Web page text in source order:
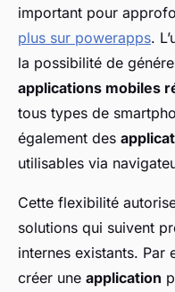
important pour
plus sur powerapps.
la possibilité de
applications mobiles
tous types de
également des
utilisables via
Cette flexibilité
solutions qui suivent
internes existants. Par
créer une application